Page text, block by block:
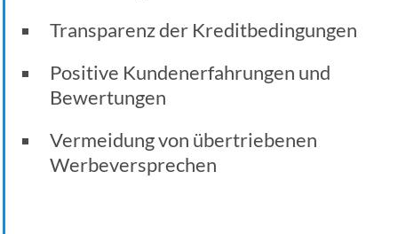
Transparenz der Kreditbedingungen
Positive Kundenerfahrungen und
Bewertungen
Vermeidung von übertriebenen
Werbeversprechen